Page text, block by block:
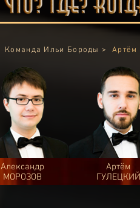
Команда Ильи Бороды > Артём
Александр
МОРОЗОВ
Артём
ГУЛЕЦКИЙ